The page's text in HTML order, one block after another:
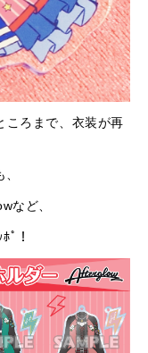
ころまで、衣装が再
など、
ﾟ！